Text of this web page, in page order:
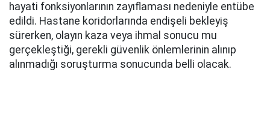
hayati fonksiyonlarının zayıflaması nedeniyle entübe
edildi. Hastane koridorlarında endişeli bekleyiş
sürerken, olayın kaza veya ihmal sonucu mu
gerçekleştiği, gerekli güvenlik önlemlerinin alınıp
alınmadığı soruşturma sonucunda belli olacak.